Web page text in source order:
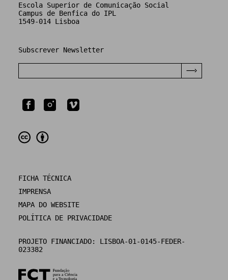
Escola Superior de Comunicação Social
Campus de Benfica do IPL
1549-014 Lisboa
Subscrever Newsletter
FICHA TÉCNICA
IMPRENSA
MAPA DO WEBSITE
POLÍTICA DE PRIVACIDADE
PROJETO FINANCIADO: LISBOA-01-0145-FEDER-
023382